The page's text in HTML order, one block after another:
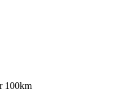
100km